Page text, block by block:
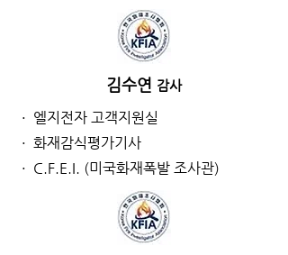
김수연 감사
· 엘지전자 고객지원실
· 화재감식평가기사
· C.F.E.I. (미국화재폭발 조사관)